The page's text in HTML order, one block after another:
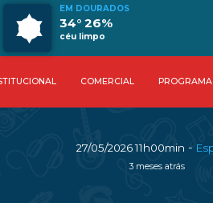
EM DOURADOS
34° 26%
céu limpo
COMERCIAL
27/05/2026 11h00min -
3 meses atrás